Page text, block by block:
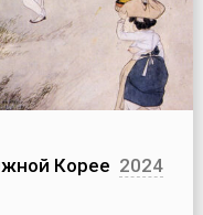
Корее 2024